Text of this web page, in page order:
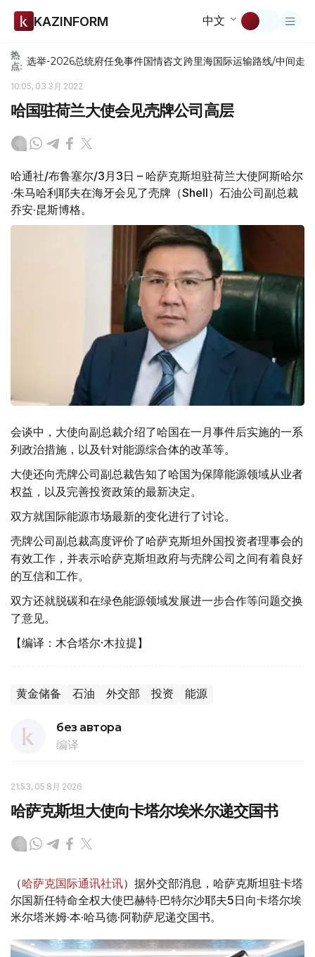
KAZINFORM 中文
热
点: 选举-2026总统府任免事件国情咨文跨里海国际运输路线/中间走廊
10:05, 03 3月 2022
哈国驻荷兰大使会见壳牌公司高层
哈通社/布鲁塞尔/3月3日 – 哈萨克斯坦驻荷兰大使阿斯哈尔
·朱马哈利耶夫在海牙会见了壳牌（Shell）石油公司副总裁
乔安·昆斯博格。
会谈中，大使向副总裁介绍了哈国在一月事件后实施的一系
列政治措施，以及针对能源综合体的改革等。
大使还向壳牌公司副总裁告知了哈国为保障能源领域从业者
权益，以及完善投资政策的最新决定。
双方就国际能源市场最新的变化进行了讨论。
壳牌公司副总裁高度评价了哈萨克斯坦外国投资者理事会的
有效工作，并表示哈萨克斯坦政府与壳牌公司之间有着良好
的互信和工作。
双方还就脱碳和在绿色能源领域发展进一步合作等问题交换
了意见。
【编译：木合塔尔·木拉提】
黄金储备 石油 外交部 投资 能源
без автора
编译
21:53, 05 8月 2026
哈萨克斯坦大使向卡塔尔埃米尔递交国书
（哈萨克国际通讯社讯）据外交部消息，哈萨克斯坦驻卡塔
尔国新任特命全权大使巴赫特·巴特尔沙耶夫5日向卡塔尔埃
米尔塔米姆·本·哈马德·阿勒萨尼递交国书。